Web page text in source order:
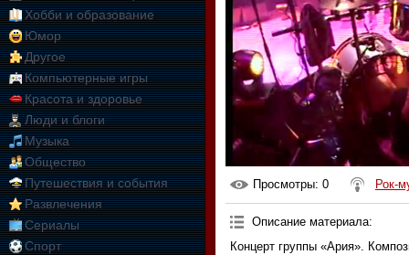
Хобби и образование
Юмор
Другое
Компьютерные игры
Красота и здоровье
Люди и блоги
Музыка
Общество
Путешествия и события
Развлечения
Сериалы
Спорт
Просмотры: 0 Рок-
Описание материала:
Концерт группы «Ария».